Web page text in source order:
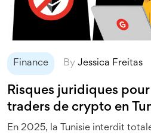
Finance By Jessica Freitas
Risques juridiques
traders de crypto en
En 2025, la Tunisie interdit